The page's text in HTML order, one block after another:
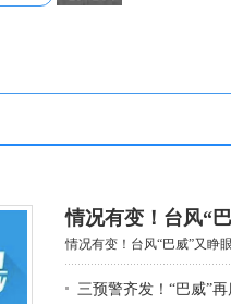
情况有变！台风“
情况有变！台风“巴威”又睁
三预警齐发！“巴威”